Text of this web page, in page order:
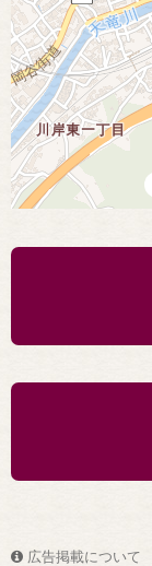
広告掲載について